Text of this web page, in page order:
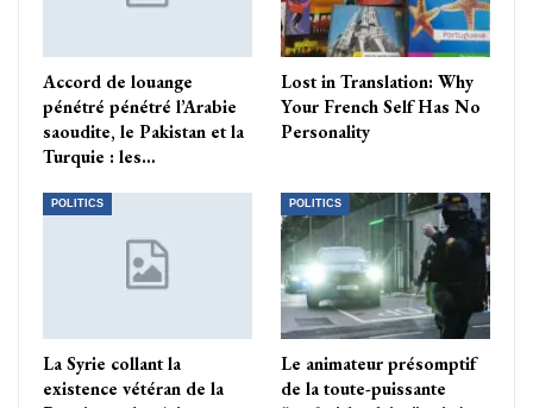
Accord de louange
pénétré pénétré l’Arabie
saoudite, le Pakistan et la
Turquie : les…
Lost in Translation: Why
Your French Self Has No
Personality
POLITICS
La Syrie collant la
existence vétéran de la
POLITICS
Le animateur présomptif
de la toute-puissante